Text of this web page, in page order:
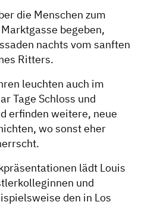
die Menschen zum
begeben,
nachts vom sanften
Ritters.
leuchten auch im
Tage Schloss und
erfinden weitere, neue
wo sonst eher
lädt Louis
und
den in Los